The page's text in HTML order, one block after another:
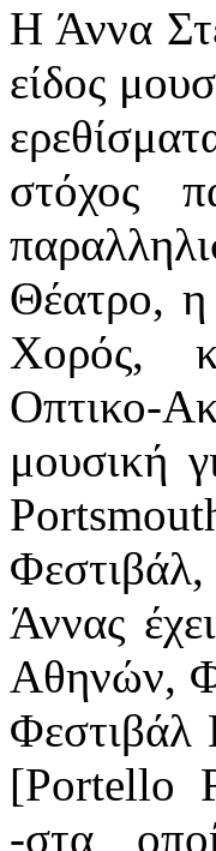
Η Άννα
είδος
στόχος
Θέατρο, η
Χορός,
Οπτικο-
μουσική
Άννας
Αθηνών,
Φεστιβάλ
[Portello
-στα